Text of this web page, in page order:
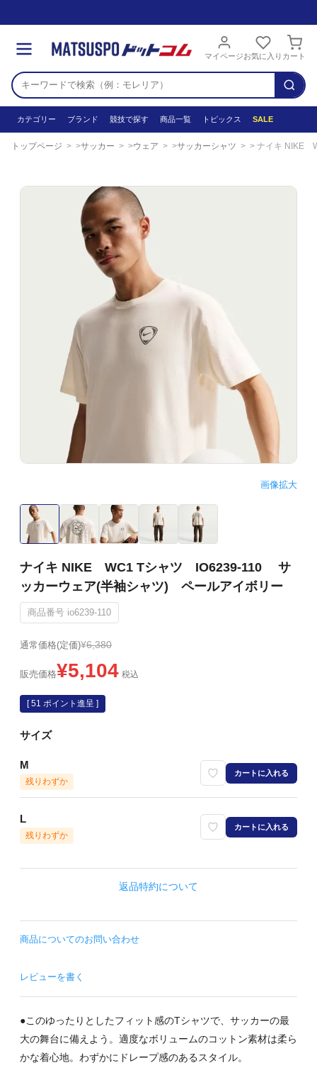
マイページお気に入り カート
カテゴリー ブランド 競技で探す 商品一覧 トピックス SALE
トップページ サッカー ウェア サッカーシャツ ナイキ NIKE WC1 Tシャツ IO6239-110 サッ
画像拡大
ナイキ NIKE WC1 Tシャツ IO6239-110 サ
ッカーウェア(半袖シャツ) ペールアイボリー
商品番号 io6239-110
通常価格(定価)¥6,380
販売価格¥5,104 税込
[ 51 ポイント進呈 ]
サイズ
M
残りわずか
カートに入れる
L
残りわずか
カートに入れる
返品特約について
商品についてのお問い合わせ
レビューを書く
●このゆったりとしたフィット感のTシャツで、サッカーの最
大の舞台に備えよう。適度なボリュームのコットン素材は柔ら
かな着心地。わずかにドレープ感のあるスタイル。